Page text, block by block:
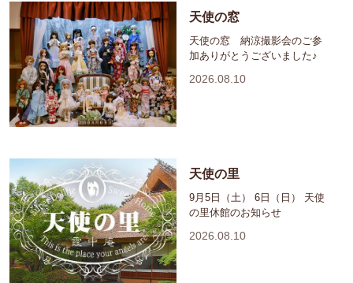
天使の窓
天使の窓 納涼撮影会のご参
加ありがとうございました♪
2026.08.10
天使の里
9月5日（土） 6日（日） 天使
の里休館のお知らせ
2026.08.10